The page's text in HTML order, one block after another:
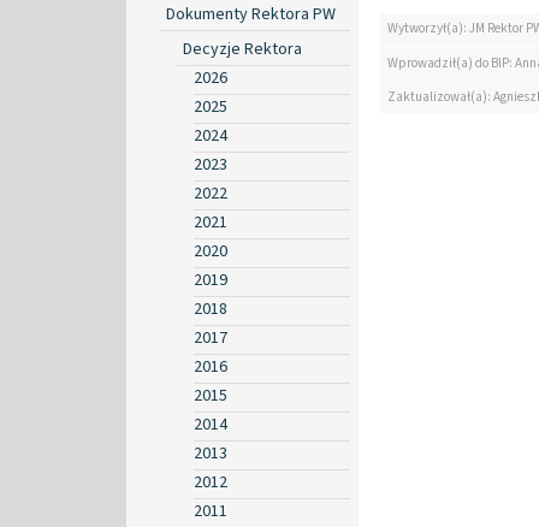
Dokumenty Rektora PW
Decyzje Rektora
2026
2025
2024
2023
2022
2021
2020
2019
2018
2017
2016
2015
2014
2013
2012
2011
Wytworzył(a): JM Rektor
Wprowadził(a) do BIP:
Zaktualizował(a):